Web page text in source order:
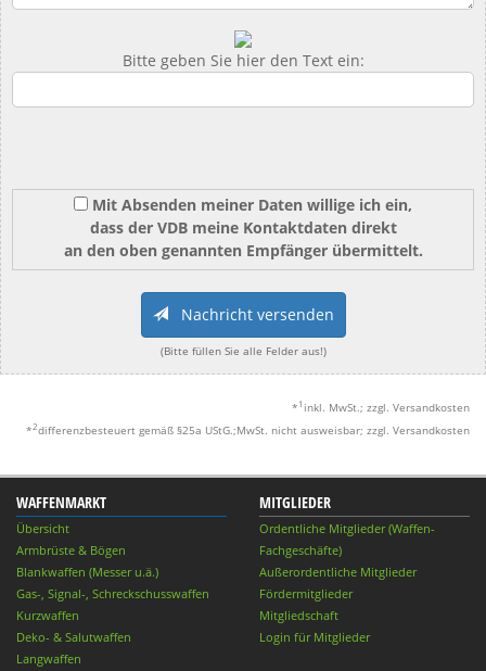
Bitte geben Sie hier den Text ein:
Mit Absenden meiner Daten willige ich ein,
dass der VDB meine Kontaktdaten direkt
an den oben genannten Empfänger übermittelt.
Nachricht versenden
(Bitte füllen Sie alle Felder aus!)
* 1 inkl. MwSt.; zzgl. Versandkosten
*2differenzbesteuert gemäß §25a UStG.;MwSt. nicht ausweisbar; zzgl. Versandkosten
WAFFENMARKT
Übersicht
Armbrüste & Bögen
Blankwaffen (Messer u.ä.)
Gas-, Signal-, Schreckschusswaffen
Kurzwaffen
Deko- & Salutwaffen
Langwaffen
MITGLIEDER
Ordentliche Mitglieder (Waffen-
Fachgeschäfte)
Außerordentliche Mitglieder
Fördermitglieder
Mitgliedschaft
Login für Mitglieder